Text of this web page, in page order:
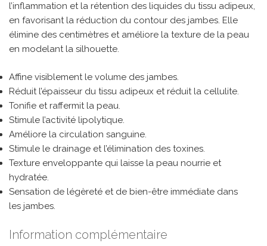
l’inflammation et la rétention des liquides du tissu adipeux,
en favorisant la réduction du contour des jambes. Elle
élimine des centimètres et améliore la texture de la peau
en modelant la silhouette.
Affine visiblement le volume des jambes.
Réduit l’épaisseur du tissu adipeux et réduit la cellulite.
Tonifie et raffermit la peau.
Stimule l’activité lipolytique.
Améliore la circulation sanguine.
Stimule le drainage et l’élimination des toxines.
Texture enveloppante qui laisse la peau nourrie et
hydratée.
Sensation de légèreté et de bien-être immédiate dans
les jambes.
Information complémentaire